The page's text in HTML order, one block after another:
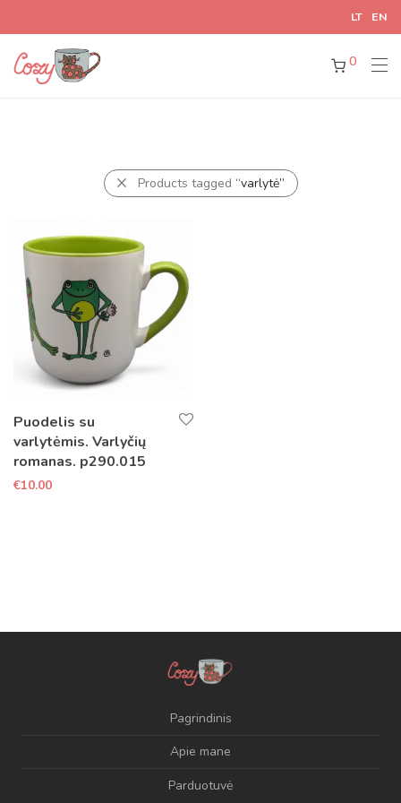
EN
LT
0
Products tagged “varlytė”
Puodelis su
varlytėmis. Varlyčių
romanas. p290.015
€10.00
Pagrindinis
Apie mane
Parduotuvė